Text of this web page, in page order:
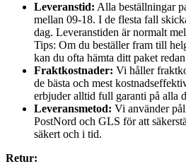
Leveranstid: Alla beställningar
mellan 09-18. I de flesta fall
dag. Leveranstiden är normalt
Tips: Om du beställer fram till
kan du ofta hämta ditt paket
Fraktkostnader: Vi håller
de bästa och mest
erbjuder alltid full garanti på alla
Leveransmetod: Vi använder
PostNord och GLS för att
säkert och i tid.
Retur: